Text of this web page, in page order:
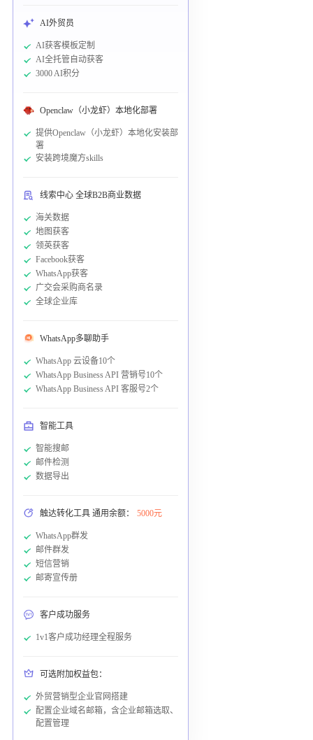
AI外贸员
AI获客模板定制
AI全托管自动获客
3000 AI积分
Openclaw（小龙虾）本地化部署
提供Openclaw（小龙虾）本地化安装部
署
安装跨境魔方skills
线索中心 全球B2B商业数据
海关数据
地图获客
领英获客
Facebook获客
WhatsApp获客
广交会采购商名录
全球企业库
WhatsApp多聊助手
WhatsApp 云设备10个
WhatsApp Business API 营销号10个
WhatsApp Business API 客服号2个
智能工具
智能搜邮
邮件检测
数据导出
触达转化工具 通用余额： 5000元
WhatsApp群发
邮件群发
短信营销
邮寄宣传册
客户成功服务
1v1客户成功经理全程服务
可选附加权益包：
外贸营销型企业官网搭建
配置企业域名邮箱，含企业邮箱选取、
配置管理